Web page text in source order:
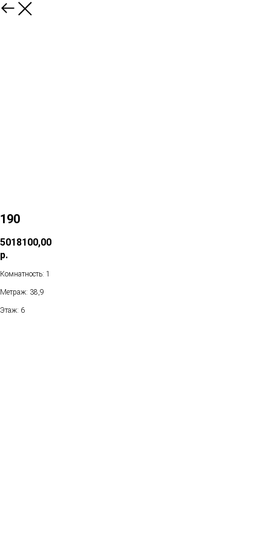
190
5018100,00
р.
Комнатность: 1
Метраж: 38,9
Этаж: 6